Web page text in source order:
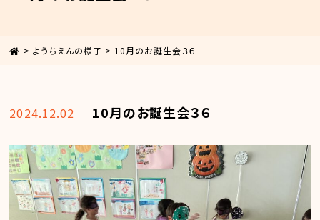
> ようちえんの様子 > 10月のお誕生会３６
2024.12.02 10月のお誕生会３６